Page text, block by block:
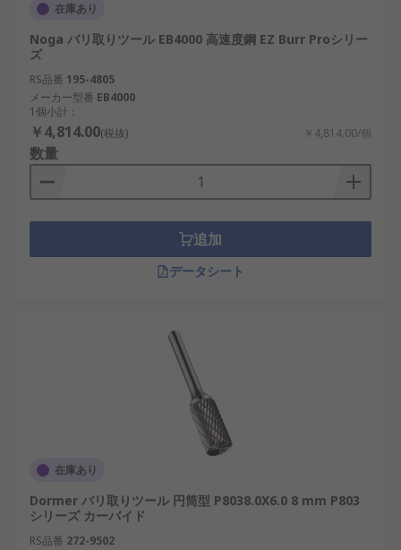
在庫あり
Noga バリ取りツール EB4000 高速度鋼 EZ Burr Proシリー
ズ
RS品番 195-4805
メーカー型番 EB4000
1個小計：
￥4,814.00(税抜) ￥4,814.00/個
数量
追加
データシート
在庫あり
Dormer バリ取りツール 円筒型 P8038.0X6.0 8 mm P803
シリーズ カーバイド
RS品番 272-9502